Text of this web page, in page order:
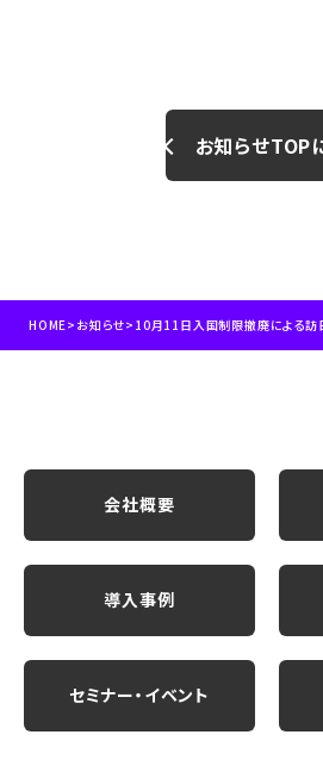
お知らせTOP
HOME> お知らせ>
会社概要
導入事例
セミナー・イベント